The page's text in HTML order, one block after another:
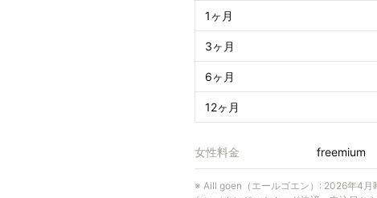
1ヶ月
3ヶ月
6ヶ月
12ヶ月
女性料金 freemium
※ Aill goen（エールゴエン） : 2026年4月